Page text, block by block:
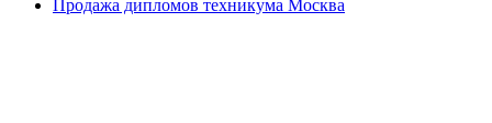
Продажа дипломов техникума Москва